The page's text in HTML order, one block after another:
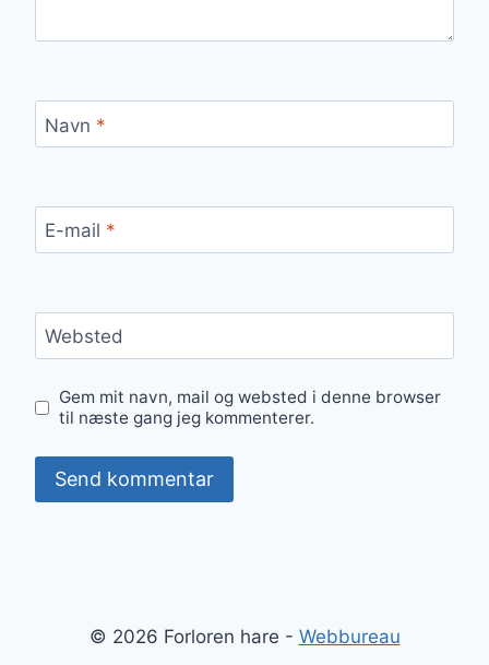
Navn *
E-mail *
Websted
Gem mit navn, mail og websted i denne browser
til næste gang jeg kommenterer.
© 2026 Forloren hare - Webbureau